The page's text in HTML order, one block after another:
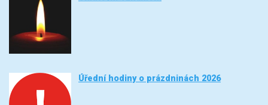
Úřední hodiny o prázdninách 2026